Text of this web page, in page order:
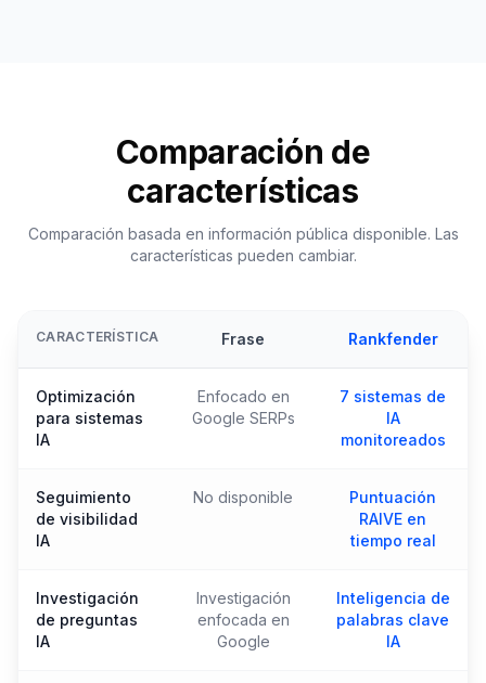
Comparación de
características
Comparación basada en información pública disponible. Las
características pueden cambiar.
CARACTERÍSTICA Frase Rankfender
Optimización
para sistemas
IA
Enfocado en
Google SERPs
7 sistemas de
IA
monitoreados
Seguimiento
de visibilidad
IA
No disponible
Puntuación
RAIVE en
tiempo real
Investigación
de preguntas
IA
Investigación
enfocada en
Google
Inteligencia de
palabras clave
IA